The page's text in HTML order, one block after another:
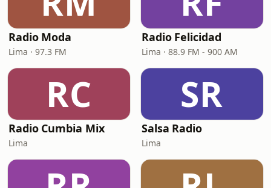
Radio Moda
Lima · 97.3 FM
Radio Felicidad
Lima · 88.9 FM - 900 AM
RC
Radio Cumbia Mix
Lima
SR
Salsa Radio
Lima